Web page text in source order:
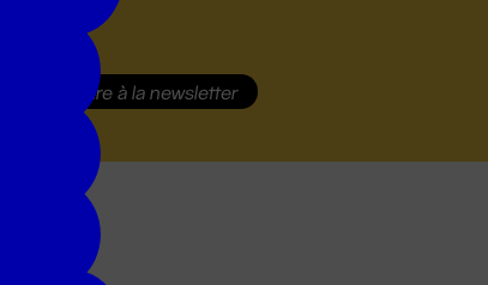
S'inscrire à la newsletter